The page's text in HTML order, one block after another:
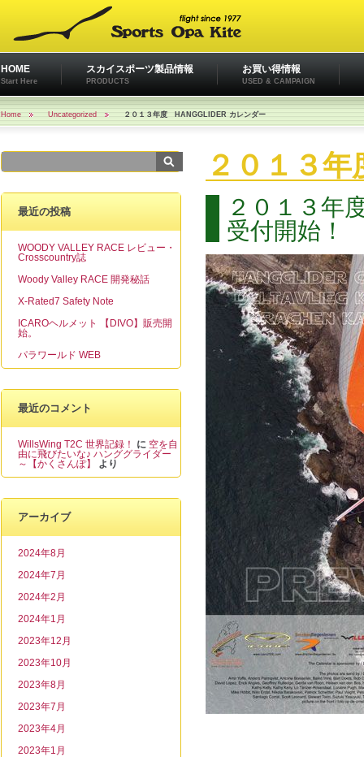
HOME
Start Here
スカイスポーツ製品情報
PRODUCTS
お買い得情報
USED & CAMPAIGN
Home Uncategorized ２０１３年度 HANGGLIDER カレンダー
最近の投稿
WOODY VALLEY RACE レビュー・
Crosscountry誌
Woody Valley RACE 開発秘話
X-Rated7 Safety Note
ICAROヘルメット 【DIVO】販売開
始。
パラワールド WEB
最近のコメント
WillsWing T2C 世界記録！ に 空を自
由に飛びたいな♪ ハンググライダー
～【かくさんぽ】
より
アーカイブ
2024年8月
2024年7月
2024年2月
2024年1月
2023年12月
2023年10月
2023年8月
2023年7月
2023年4月
2023年1月
２０１３
２０１３年
受付開始！